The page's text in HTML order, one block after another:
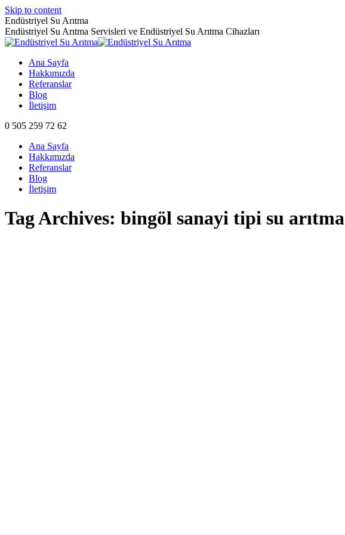
Skip to content
Endüstriyel Su Arıtma
Endüstriyel Su Arıtma Servisleri ve Endüstriyel Su Arıtma Cihazları
Ana Sayfa
Hakkımızda
Referanslar
Blog
İletişim
0 505 259 72 62
Ana Sayfa
Hakkımızda
Referanslar
Blog
İletişim
Tag Archives: bingöl sanayi tipi su arıtma